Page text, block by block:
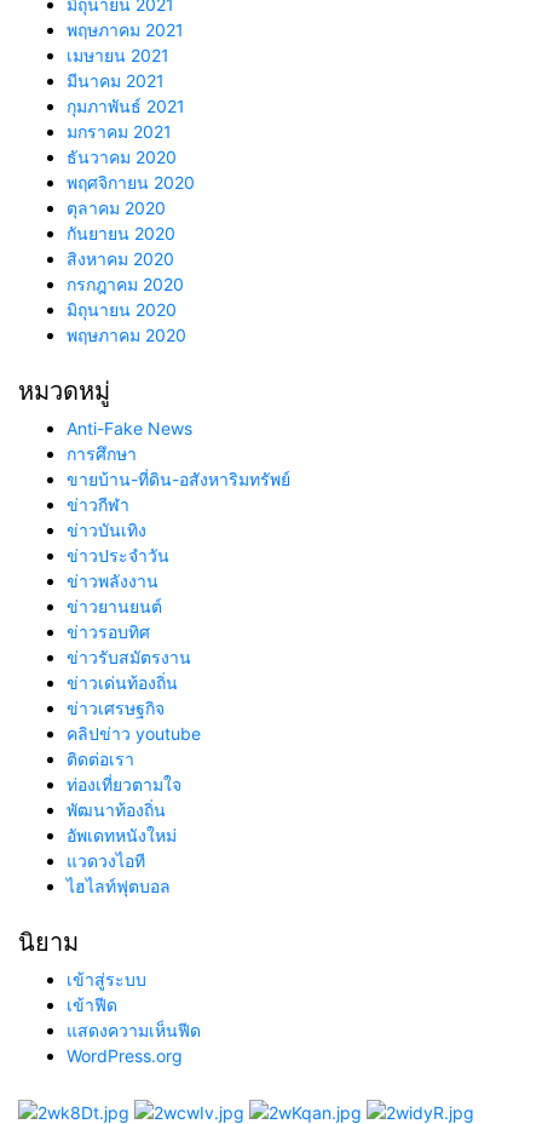
มิถุนายน 2021
พฤษภาคม 2021
เมษายน 2021
มีนาคม 2021
กุมภาพันธ์ 2021
มกราคม 2021
ธันวาคม 2020
พฤศจิกายน 2020
ตุลาคม 2020
กันยายน 2020
สิงหาคม 2020
กรกฎาคม 2020
มิถุนายน 2020
พฤษภาคม 2020
หมวดหมู่
Anti-Fake News
การศึกษา
ขายบ้าน-ที่ดิน-อสังหาริมทรัพย์
ข่าวกีฬา
ข่าวบันเทิง
ข่าวประจำวัน
ข่าวพลังงาน
ข่าวยานยนต์
ข่าวรอบทิศ
ข่าวรับสมัตรงาน
ข่าวเด่นท้องถิ่น
ข่าวเศรษฐกิจ
คลิปข่าว youtube
ติดต่อเรา
ท่องเที่ยวตามใจ
พัฒนาท้องถิ่น
อัพเดทหนังใหม่
แวดวงไอที
ไฮไลท์ฟุตบอล
นิยาม
เข้าสู่ระบบ
เข้าฟีด
แสดงความเห็นฟีด
WordPress.org